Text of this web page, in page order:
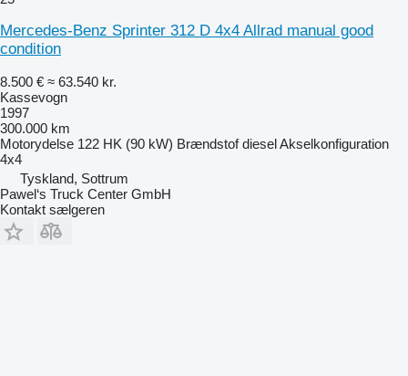
Mercedes-Benz Sprinter 312 D 4x4 Allrad manual good
condition
8.500 € ≈ 63.540 kr.
Kassevogn
1997
300.000 km
Motorydelse 122 HK (90 kW) Brændstof dieselAkselkonfiguration
4x4
Tyskland, Sottrum
Pawel‘s Truck Center GmbH
Kontakt sælgeren